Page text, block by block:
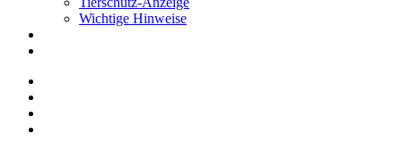
Wichtige Hinweise